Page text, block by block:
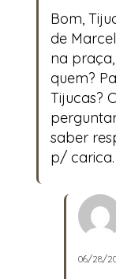
Bom,
de
na
quem?
Tijucas?
saber
p/
06/28/